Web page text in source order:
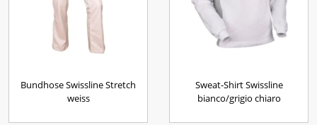
Bundhose Swissline Stretch
weiss
Sweat-Shirt Swissline
bianco/grigio chiaro